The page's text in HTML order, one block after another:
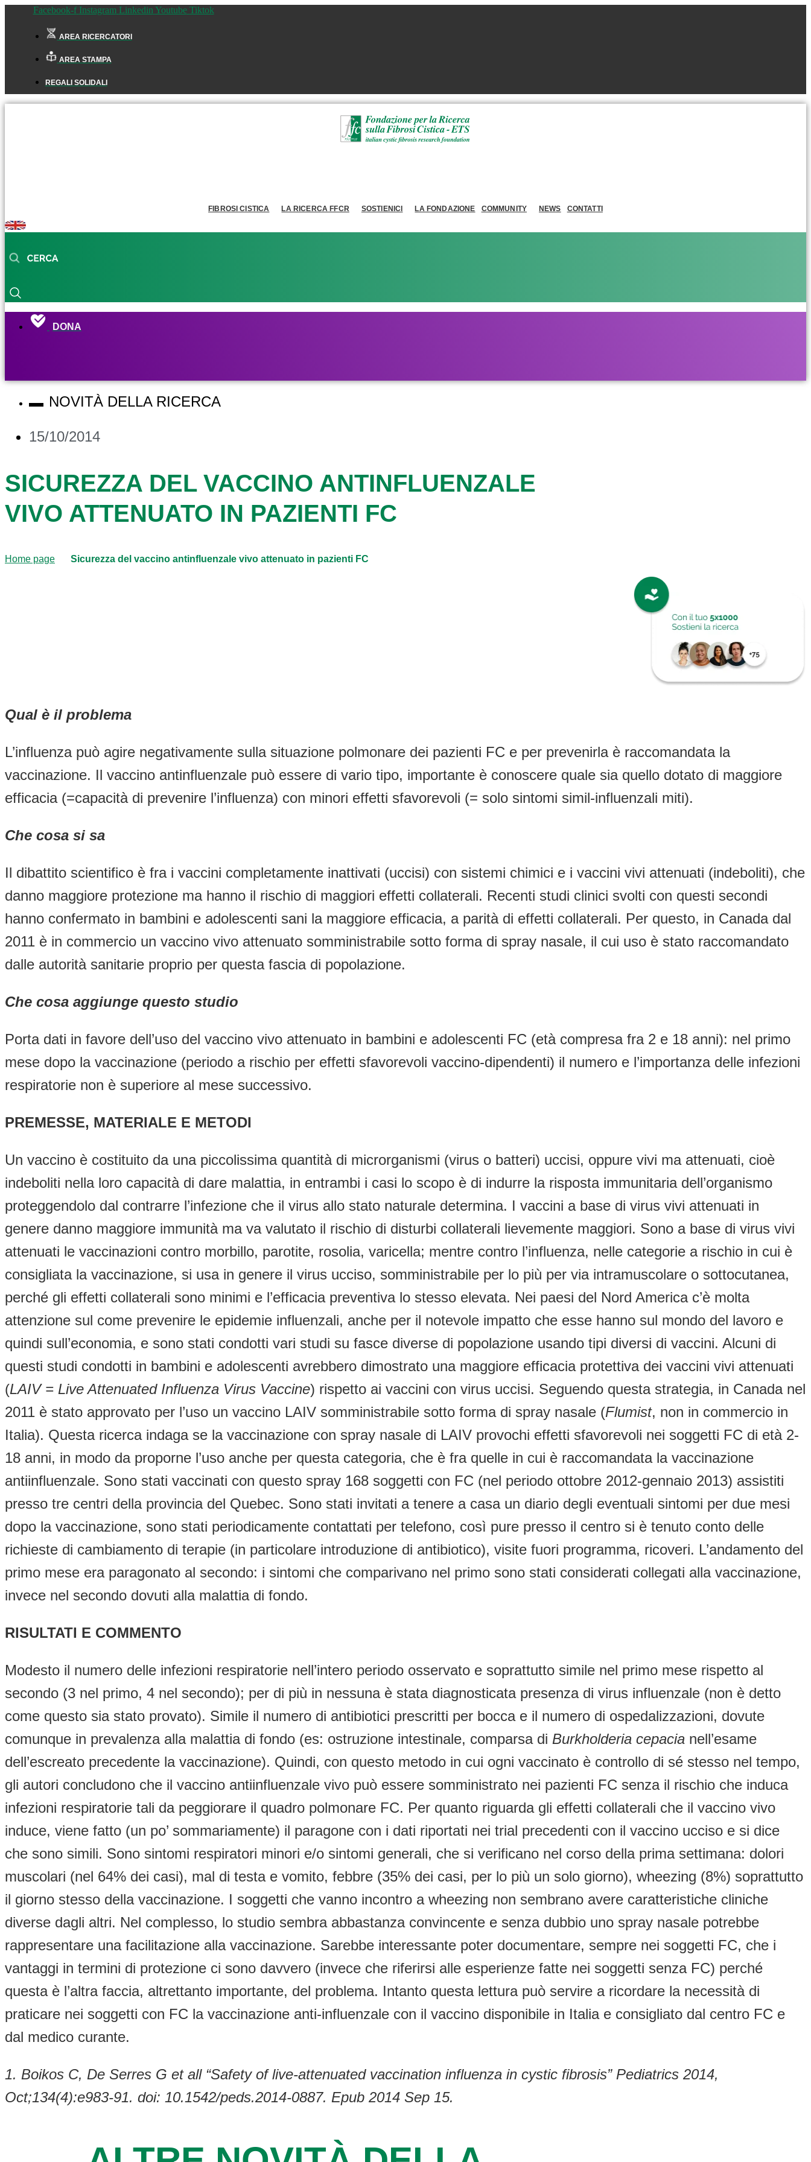
Facebook-f Instagram Linkedin Youtube Tiktok
AREA RICERCATORI
AREA STAMPA
REGALI SOLIDALI
FIBROSI CISTICA LA RICERCA FFCR SOSTIENICI LA FONDAZIONE COMMUNITY NEWS CONTATTI
DONA
NOVITÀ DELLA RICERCA
15/10/2014
SICUREZZA DEL VACCINO ANTINFLUENZALE
VIVO ATTENUATO IN PAZIENTI FC
Home page Sicurezza del vaccino antinfluenzale vivo attenuato in pazienti FC
Qual è il problema
L’influenza può agire negativamente sulla situazione polmonare dei pazienti FC e per prevenirla è raccomandata la
vaccinazione. Il vaccino antinfluenzale può essere di vario tipo, importante è conoscere quale sia quello dotato di maggiore
efficacia (=capacità di prevenire l’influenza) con minori effetti sfavorevoli (= solo sintomi simil-influenzali miti).
Che cosa si sa
Il dibattito scientifico è fra i vaccini completamente inattivati (uccisi) con sistemi chimici e i vaccini vivi attenuati (indeboliti), che
danno maggiore protezione ma hanno il rischio di maggiori effetti collaterali. Recenti studi clinici svolti con questi secondi
hanno confermato in bambini e adolescenti sani la maggiore efficacia, a parità di effetti collaterali. Per questo, in Canada dal
2011 è in commercio un vaccino vivo attenuato somministrabile sotto forma di spray nasale, il cui uso è stato raccomandato
dalle autorità sanitarie proprio per questa fascia di popolazione.
Che cosa aggiunge questo studio
Porta dati in favore dell’uso del vaccino vivo attenuato in bambini e adolescenti FC (età compresa fra 2 e 18 anni): nel primo
mese dopo la vaccinazione (periodo a rischio per effetti sfavorevoli vaccino-dipendenti) il numero e l’importanza delle infezioni
respiratorie non è superiore al mese successivo.
PREMESSE, MATERIALE E METODI
Un vaccino è costituito da una piccolissima quantità di microrganismi (virus o batteri) uccisi, oppure vivi ma attenuati, cioè
indeboliti nella loro capacità di dare malattia, in entrambi i casi lo scopo è di indurre la risposta immunitaria dell’organismo
proteggendolo dal contrarre l’infezione che il virus allo stato naturale determina. I vaccini a base di virus vivi attenuati in
genere danno maggiore immunità ma va valutato il rischio di disturbi collaterali lievemente maggiori. Sono a base di virus vivi
attenuati le vaccinazioni contro morbillo, parotite, rosolia, varicella; mentre contro l’influenza, nelle categorie a rischio in cui è
consigliata la vaccinazione, si usa in genere il virus ucciso, somministrabile per lo più per via intramuscolare o sottocutanea,
perché gli effetti collaterali sono minimi e l’efficacia preventiva lo stesso elevata. Nei paesi del Nord America c’è molta
attenzione sul come prevenire le epidemie influenzali, anche per il notevole impatto che esse hanno sul mondo del lavoro e
quindi sull’economia, e sono stati condotti vari studi su fasce diverse di popolazione usando tipi diversi di vaccini. Alcuni di
questi studi condotti in bambini e adolescenti avrebbero dimostrato una maggiore efficacia protettiva dei vaccini vivi attenuati
(LAIV = Live Attenuated Influenza Virus Vaccine) rispetto ai vaccini con virus uccisi. Seguendo questa strategia, in Canada nel
2011 è stato approvato per l’uso un vaccino LAIV somministrabile sotto forma di spray nasale (Flumist, non in commercio in
Italia). Questa ricerca indaga se la vaccinazione con spray nasale di LAIV provochi effetti sfavorevoli nei soggetti FC di età 2-
18 anni, in modo da proporne l’uso anche per questa categoria, che è fra quelle in cui è raccomandata la vaccinazione
antiinfluenzale. Sono stati vaccinati con questo spray 168 soggetti con FC (nel periodo ottobre 2012-gennaio 2013) assistiti
presso tre centri della provincia del Quebec. Sono stati invitati a tenere a casa un diario degli eventuali sintomi per due mesi
dopo la vaccinazione, sono stati periodicamente contattati per telefono, così pure presso il centro si è tenuto conto delle
richieste di cambiamento di terapie (in particolare introduzione di antibiotico), visite fuori programma, ricoveri. L’andamento del
primo mese era paragonato al secondo: i sintomi che comparivano nel primo sono stati considerati collegati alla vaccinazione,
invece nel secondo dovuti alla malattia di fondo.
RISULTATI E COMMENTO
Modesto il numero delle infezioni respiratorie nell’intero periodo osservato e soprattutto simile nel primo mese rispetto al
secondo (3 nel primo, 4 nel secondo); per di più in nessuna è stata diagnosticata presenza di virus influenzale (non è detto
come questo sia stato provato). Simile il numero di antibiotici prescritti per bocca e il numero di ospedalizzazioni, dovute
comunque in prevalenza alla malattia di fondo (es: ostruzione intestinale, comparsa di Burkholderia cepacia nell’esame
dell’escreato precedente la vaccinazione). Quindi, con questo metodo in cui ogni vaccinato è controllo di sé stesso nel tempo,
gli autori concludono che il vaccino antiinfluenzale vivo può essere somministrato nei pazienti FC senza il rischio che induca
infezioni respiratorie tali da peggiorare il quadro polmonare FC. Per quanto riguarda gli effetti collaterali che il vaccino vivo
induce, viene fatto (un po’ sommariamente) il paragone con i dati riportati nei trial precedenti con il vaccino ucciso e si dice
che sono simili. Sono sintomi respiratori minori e/o sintomi generali, che si verificano nel corso della prima settimana: dolori
muscolari (nel 64% dei casi), mal di testa e vomito, febbre (35% dei casi, per lo più un solo giorno), wheezing (8%) soprattutto
il giorno stesso della vaccinazione. I soggetti che vanno incontro a wheezing non sembrano avere caratteristiche cliniche
diverse dagli altri. Nel complesso, lo studio sembra abbastanza convincente e senza dubbio uno spray nasale potrebbe
rappresentare una facilitazione alla vaccinazione. Sarebbe interessante poter documentare, sempre nei soggetti FC, che i
vantaggi in termini di protezione ci sono davvero (invece che riferirsi alle esperienze fatte nei soggetti senza FC) perché
questa è l’altra faccia, altrettanto importante, del problema. Intanto questa lettura può servire a ricordare la necessità di
praticare nei soggetti con FC la vaccinazione anti-influenzale con il vaccino disponibile in Italia e consigliato dal centro FC e
dal medico curante.
1. Boikos C, De Serres G et all “Safety of live-attenuated vaccination influenza in cystic fibrosis” Pediatrics 2014,
Oct;134(4):e983-91. doi: 10.1542/peds.2014-0887. Epub 2014 Sep 15.